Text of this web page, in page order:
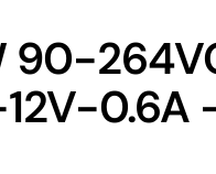
90-
0.6A